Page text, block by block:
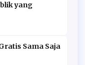
yang
Sama Saja